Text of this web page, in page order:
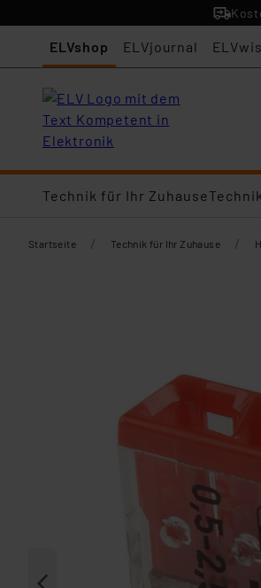
ELVshop ELVjournal
Technik für Ihr Zuhause
Startseite / Technik für Ihr Zuhause /